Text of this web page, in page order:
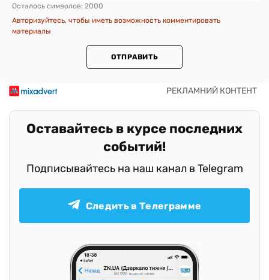
Осталось символов: 2000
Авторизуйтесь, чтобы иметь возможность комментировать
материалы
ОТПРАВИТЬ
Оставайтесь в курсе последних
событий!
Подписывайтесь на наш канал в Telegram
Следить в Телеграмме